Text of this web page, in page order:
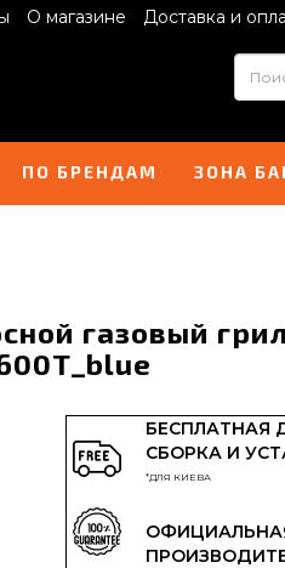
О магазине Доставка и
ПО БРЕНДАМ ЗОНА
газовый
БЕСПЛАТНАЯ
СБОРКА И
*ДЛЯ КИЕВА